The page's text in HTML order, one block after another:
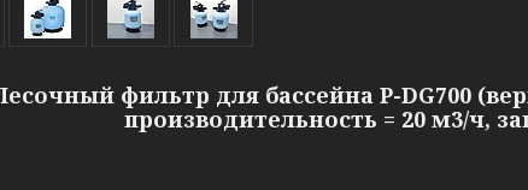
фильтр для бассейна P-DG700
производительность = 20 м3/ч,